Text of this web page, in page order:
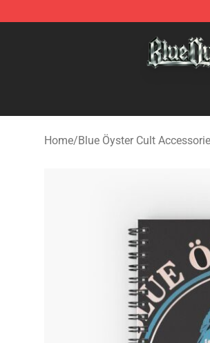
Home/Blue Öyster Cult